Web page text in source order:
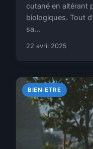
cutané en altérant
biologiques. Tout
sa...
22 avril 2025
BIEN-ETRE